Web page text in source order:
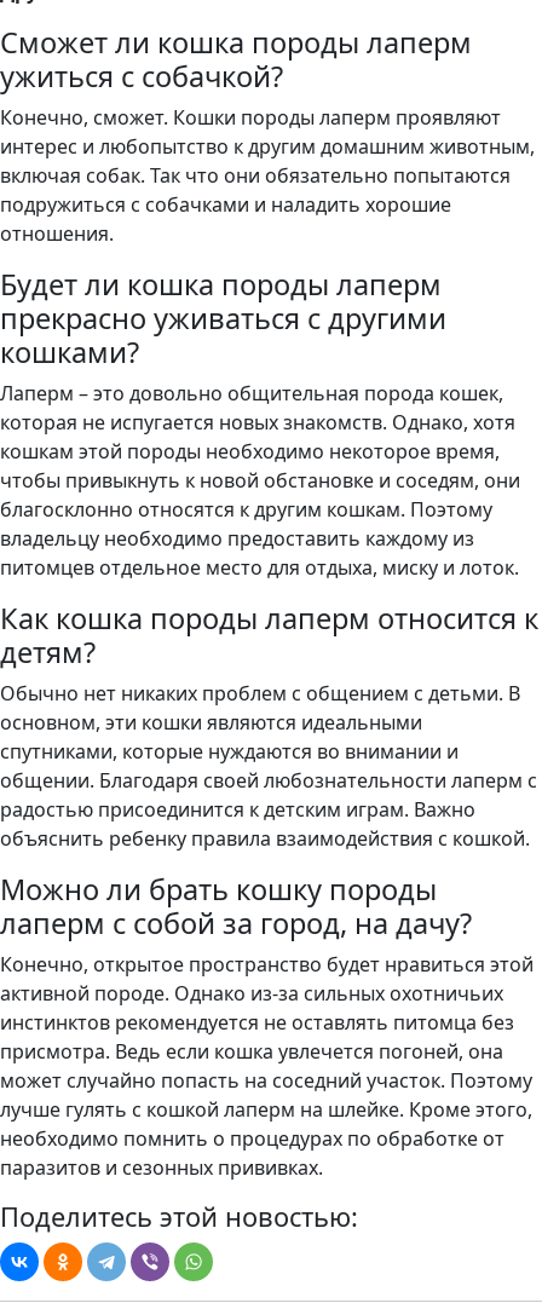
Сможет ли кошка породы лаперм
ужиться с собачкой?
Конечно, сможет. Кошки породы лаперм проявляют
интерес и любопытство к другим домашним животным,
включая собак. Так что они обязательно попытаются
подружиться с собачками и наладить хорошие
отношения.
Будет ли кошка породы лаперм
прекрасно уживаться с другими
кошками?
Лаперм – это довольно общительная порода кошек,
которая не испугается новых знакомств. Однако, хотя
кошкам этой породы необходимо некоторое время,
чтобы привыкнуть к новой обстановке и соседям, они
благосклонно относятся к другим кошкам. Поэтому
владельцу необходимо предоставить каждому из
питомцев отдельное место для отдыха, миску и лоток.
Как кошка породы лаперм относится к
детям?
Обычно нет никаких проблем с общением с детьми. В
основном, эти кошки являются идеальными
спутниками, которые нуждаются во внимании и
общении. Благодаря своей любознательности лаперм с
радостью присоединится к детским играм. Важно
объяснить ребенку правила взаимодействия с кошкой.
Можно ли брать кошку породы
лаперм с собой за город, на дачу?
Конечно, открытое пространство будет нравиться этой
активной породе. Однако из-за сильных охотничьих
инстинктов рекомендуется не оставлять питомца без
присмотра. Ведь если кошка увлечется погоней, она
может случайно попасть на соседний участок. Поэтому
лучше гулять с кошкой лаперм на шлейке. Кроме этого,
необходимо помнить о процедурах по обработке от
паразитов и сезонных прививках.
Поделитесь этой новостью: